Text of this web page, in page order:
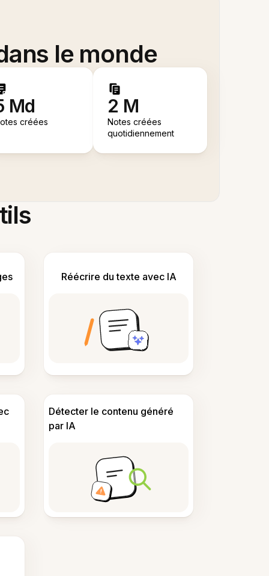
le monde
Md
créées
2 M
Notes créées
quotidiennement
Réécrire du texte avec IA
Détecter le contenu généré
par IA